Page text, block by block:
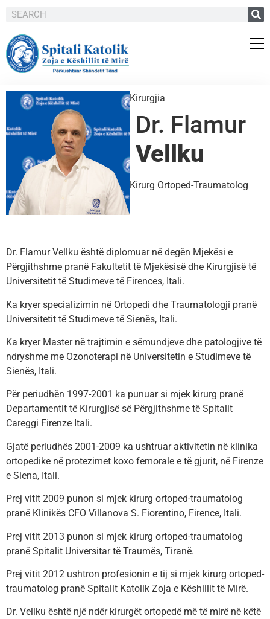
Kirurgjia
Dr. Flamur
Vellku
Kirurg Ortoped-Traumatolog
Dr. Flamur Vellku është diplomuar në degën Mjekësi e
Përgjithshme pranë Fakultetit të Mjekësisë dhe Kirurgjisë të
Universitetit të Studimeve të Firences, Itali.
Ka kryer specializimin në Ortopedi dhe Traumatologji pranë
Universitetit të Studimeve të Sienës, Itali.
Ka kryer Master në trajtimin e sëmundjeve dhe patologjive të
ndryshme me Ozonoterapi në Universitetin e Studimeve të
Sienës, Itali.
Për periudhën 1997-2001 ka punuar si mjek kirurg pranë
Departamentit të Kirurgjisë së Përgjithshme të Spitalit
Careggi Firenze Itali.
Gjatë periudhës 2001-2009 ka ushtruar aktivitetin në klinika
ortopedike në protezimet koxo femorale e të gjurit, në Firenze
e Siena, Itali.
Prej vitit 2009 punon si mjek kirurg ortoped-traumatolog
pranë Klinikës CFO Villanova S. Fiorentino, Firence, Itali.
Prej vitit 2013 punon si mjek kirurg ortoped-traumatolog
pranë Spitalit Universitar të Traumës, Tiranë.
Prej vitit 2012 ushtron profesionin e tij si mjek kirurg ortoped-
traumatolog pranë Spitalit Katolik Zoja e Këshillit të Mirë.
Dr. Vellku është një ndër kirurgët ortopedë më të mirë në këtë